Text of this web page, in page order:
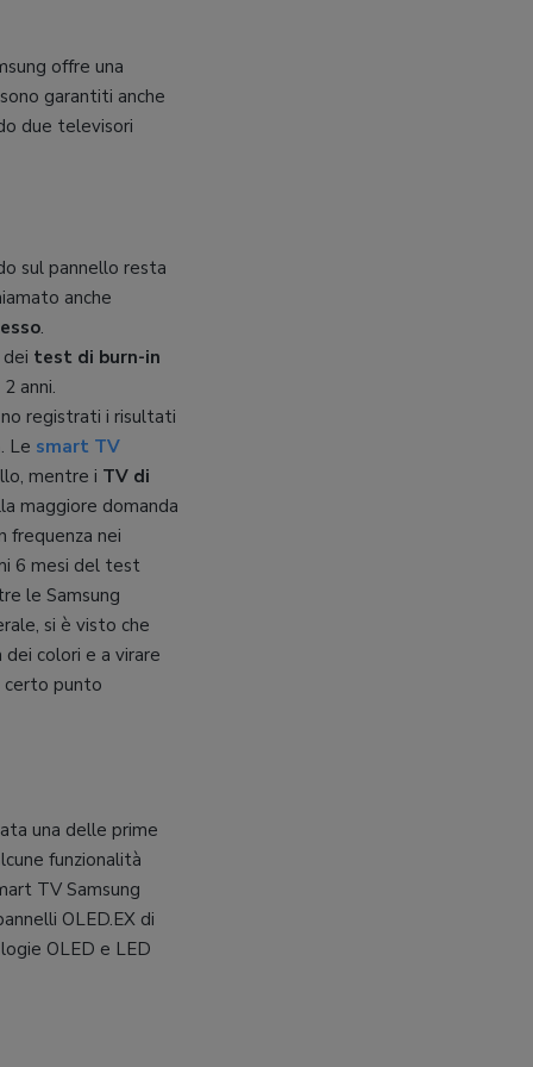
offre una
garantiti anche
due televisori
sul pannello resta
anche
.
test di burn-in
anni.
registrati i risultati
Le smart TV
mentre i TV di
maggiore domanda
frequenza nei
6 mesi del test
le Samsung
si è visto che
colori e a virare
certo punto
una delle prime
funzionalità
TV Samsung
OLED.EX di
OLED e LED